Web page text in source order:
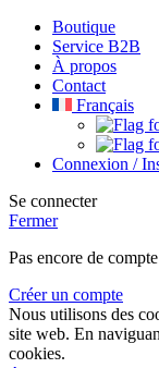
Boutique
Service B2B
À propos
Contact
Français
Connexion /
Se connecter
Fermer
Pas encore de
Créer un compte
Nous utilisons des
site web. En
cookies.